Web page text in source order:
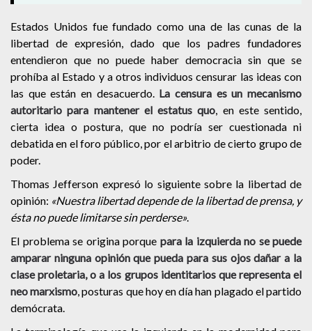
Estados Unidos fue fundado como una de las cunas de la
libertad de expresión, dado que los padres fundadores
entendieron que no puede haber democracia sin que se
prohíba al Estado y a otros individuos censurar las ideas con
las que están en desacuerdo. La censura es un mecanismo
autoritario para mantener el estatus quo, en este sentido,
cierta idea o postura, que no podría ser cuestionada ni
debatida en el foro público, por el arbitrio de cierto grupo de
poder.
Thomas Jefferson expresó lo siguiente sobre la libertad de
opinión: «Nuestra libertad depende de la libertad de prensa, y
ésta no puede limitarse sin perderse».
El problema se origina porque para la izquierda no se puede
amparar ninguna opinión que pueda para sus ojos dañar a la
clase proletaria, o a los grupos identitarios que representa el
neo marxismo, posturas que hoy en día han plagado el partido
demócrata.